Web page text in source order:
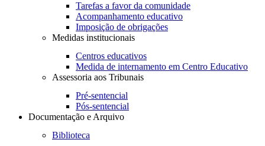
Tarefas a favor da comunidade
Acompanhamento educativo
Imposição de obrigações
Medidas institucionais
Centros educativos
Medida de internamento em Centro Educativo
Assessoria aos Tribunais
Pré-sentencial
Pós-sentencial
Documentação e Arquivo
Biblioteca